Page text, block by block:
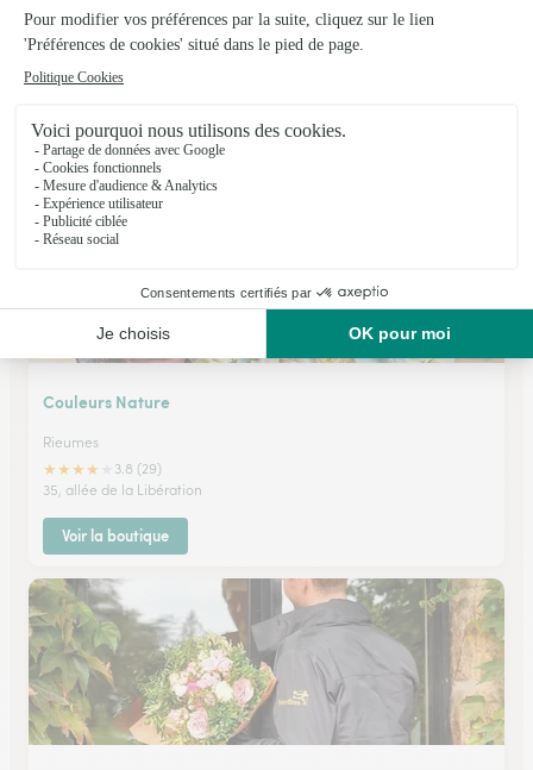
Le Temps des Fleurs
★★★★★4.7 (130)
Voir la boutique
Couleurs Nature
Rieumes
★★★★
3.8 (29)
35, allée de la Libération
Voir la boutique